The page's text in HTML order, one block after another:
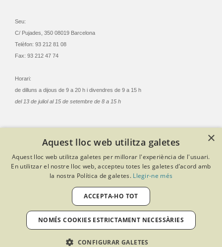
Seu:
C/ Pujades, 350 08019 Barcelona
Telèfon: 93 212 81 08
Fax: 93 212 47 74
Horari:
de dilluns a dijous de 9 a 20 h i divendres de 9 a 15 h
del 13 de juliol al 15 de setembre de 8 a 15 h
© Col·legi Oficial Infermeres i Infermers de Barcelona
Criteris de privacitat
Política de cookies
Avís legal
Política de protecció de dades
Política de qualitat
Desenvolupat amb Softeng Portal Builder
×
Aquest lloc web utilitza galetes
Aquest lloc web utilitza galetes per millorar l'experiència de l'usuari.
En utilitzar el nostre lloc web, accepteu totes les galetes d’acord amb
la nostra Política de galetes. Llegir-ne més
ACCEPTA-HO TOT
NOMÉS COOKIES ESTRICTAMENT NECESSÀRIES
CONFIGURAR GALETES